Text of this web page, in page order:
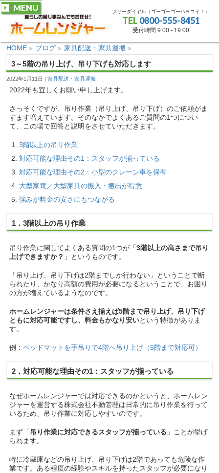
フリーダイヤル（ゴーゴーゴーハヨコイ！）
TEL 0800-555-8451
受付時間 9:00 - 19:00
MENU
HOME » ブログ » 家具配送・家具運搬 »
3～5階の吊り上げ、吊り下げも対応します
2022年1月11日 家具配送・家具運搬
2022年も宜しくお願い申し上げます。
さっそくですが、吊り作業（吊り上げ、吊り下げ）のご依頼がま
すます増えています。そのなかでよくあるご質問の1つについ
て、この場で回答と説明をさせていただきます。
3階以上の吊り作業
対応可能な理由その1：スタッフが揃っている
対応可能な理由その2：小型のクレーン車を保有
大型家電／大型家具の搬入・搬出が得意
強みが料金の安さにもつながる
1．3階以上の吊り作業
吊り作業に関してよくある質問の1つが「3階以上の高さまで吊り
上げできますか？ 」というものです。
「吊り上げ、吊り下げは2階までしか行わない」ということで断
られたり、かなり高額の費用が必要になるということで、お困り
の方が増えているようなのです。
ホームレンジャーは条件さえ揃えば5階まで吊り上げ、吊り下げ
ともに対応可能ですし、料金もかなり安いという特徴がありま
す。
例：ベッドマットを手吊りで4階へ吊り上げ（5階まで対応可）
2．対応可能な理由その1：スタッフが揃っている
なぜホームレンジャーでは対応できるのかというと、ホームレン
ジャーを運営する株式会社不動管理は日常的に吊り作業を行って
いるため、吊り作業に対応しやすいのです。
まず「吊り作業に対応できるスタッフが揃っている 」ことが挙げ
られます。
特に冷蔵庫などの吊り上げ、吊り下げは2階であっても危険な作
業です。ある程度の経験やスキルを持ったスタッフが必要になり